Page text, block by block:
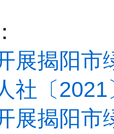
展揭阳市
社〔
展揭阳市